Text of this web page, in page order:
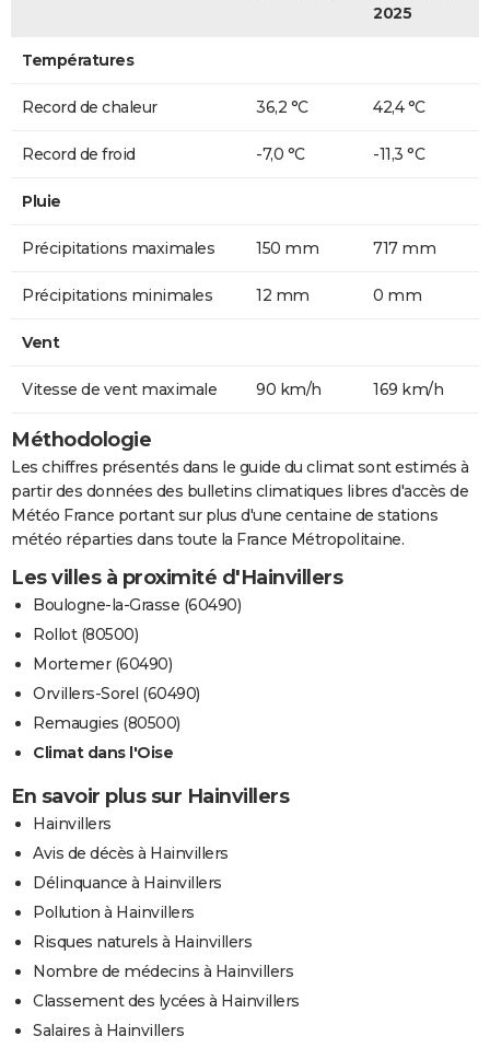
2025
Températures
Record de chaleur 36,2 °C 42,4 °C
Record de froid -7,0 °C -11,3 °C
Pluie
Précipitations maximales 150 mm 717 mm
Précipitations minimales 12 mm 0 mm
Vent
Vitesse de vent maximale 90 km/h 169 km/h
Méthodologie
Les chiffres présentés dans le guide du climat sont estimés à
partir des données des bulletins climatiques libres d'accès de
Météo France portant sur plus d'une centaine de stations
météo réparties dans toute la France Métropolitaine.
Les villes à proximité d'Hainvillers
Boulogne-la-Grasse (60490)
Rollot (80500)
Mortemer (60490)
Orvillers-Sorel (60490)
Remaugies (80500)
Climat dans l'Oise
En savoir plus sur Hainvillers
Hainvillers
Avis de décès à Hainvillers
Délinquance à Hainvillers
Pollution à Hainvillers
Risques naturels à Hainvillers
Nombre de médecins à Hainvillers
Classement des lycées à Hainvillers
Salaires à Hainvillers